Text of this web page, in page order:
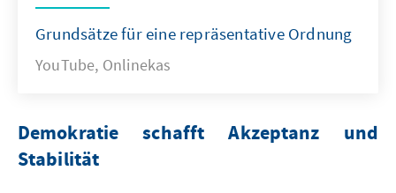
Grundsätze für eine repräsentative Ordnung
YouTube, Onlinekas
Demokratie schafft Akzeptanz und
Stabilität